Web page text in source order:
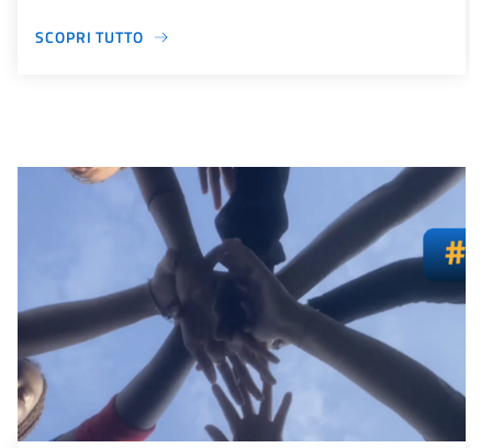
SCOPRI TUTTO